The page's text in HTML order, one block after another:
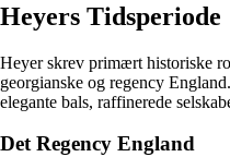
Heyers Tidsperiode
Heyer skrev primært historiske
georgianske og regency
elegante bals, raffinerede
Det Regency England